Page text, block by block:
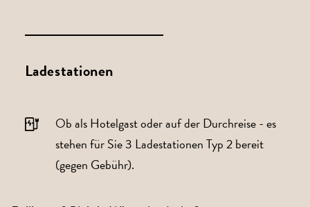
Ladestationen
Ob als Hotelgast oder auf der Durchreise - es
stehen für Sie 3 Ladestationen Typ 2 bereit
(gegen Gebühr).